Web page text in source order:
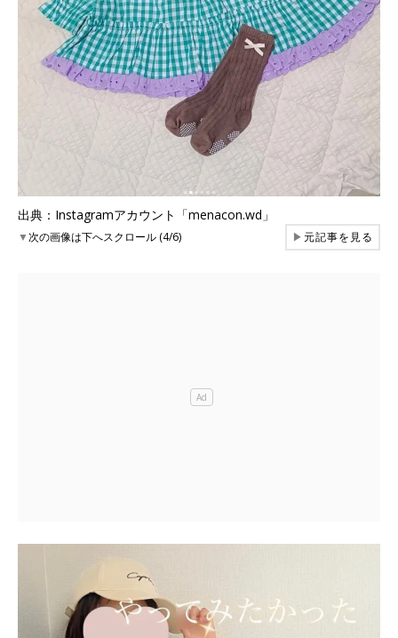
出典：Instagramアカウント「menacon.wd」
▼次の画像は下へスクロール (4/6) ▶元記事を見る